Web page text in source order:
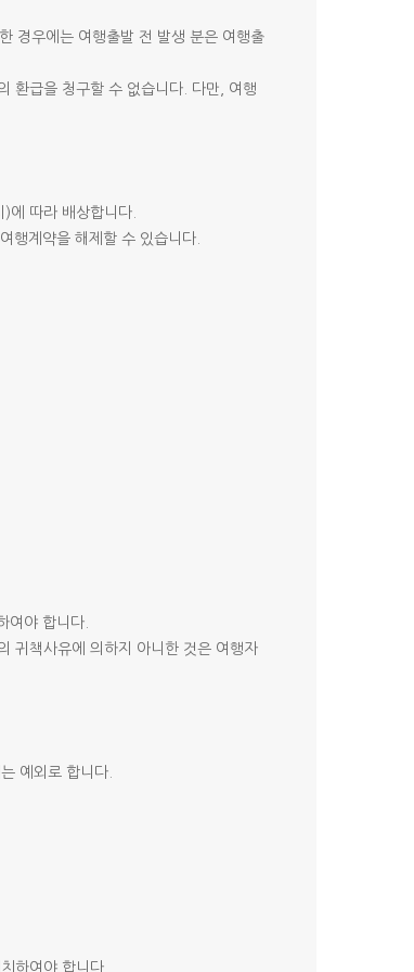
경우에는 여행출발 전 발생 분은 여행출
환급을 청구할 수 없습니다. 다만, 여행
에 따라 배상합니다.
행계약을 해제할 수 있습니다.
여야 합니다.
귀책사유에 의하지 아니한 것은 여행자
예외로 합니다.
하여야 합니다.